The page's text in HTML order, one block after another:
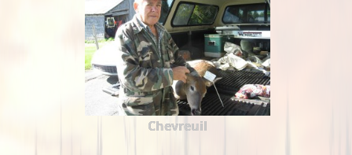
Chevreuil